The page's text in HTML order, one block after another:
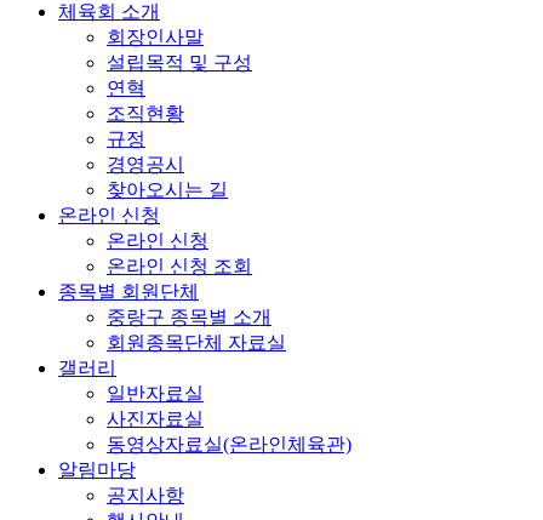
체육회 소개
회장인사말
설립목적 및 구성
연혁
조직현황
규정
경영공시
찾아오시는 길
온라인 신청
온라인 신청
온라인 신청 조회
종목별 회원단체
중랑구 종목별 소개
회원종목단체 자료실
갤러리
일반자료실
사진자료실
동영상자료실(온라인체육관)
알림마당
공지사항